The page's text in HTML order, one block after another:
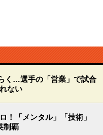
く…選手の「営業」で試合
ない
！「メンタル」「技術」
制覇